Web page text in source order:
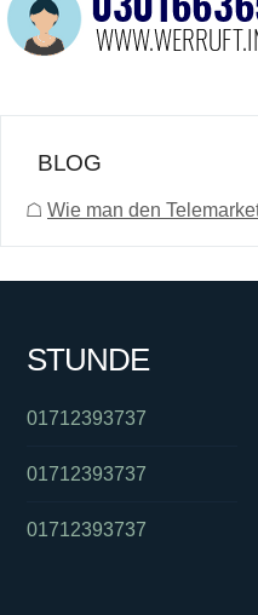
BLOG
☖ Wie man den
STUNDE
01712393737
01712393737
01712393737